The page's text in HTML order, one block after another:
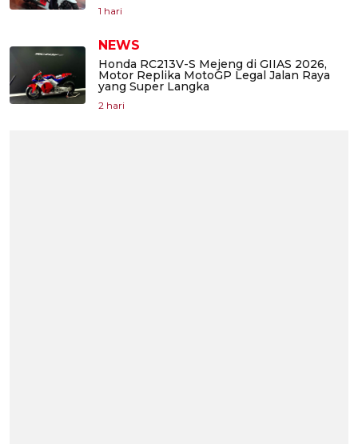
1 hari
NEWS
Honda RC213V-S Mejeng di GIIAS 2026,
Motor Replika MotoGP Legal Jalan Raya
yang Super Langka
2 hari